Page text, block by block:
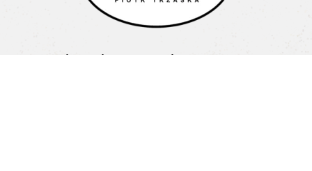
Cukiernia Mel Piotr Trzaska